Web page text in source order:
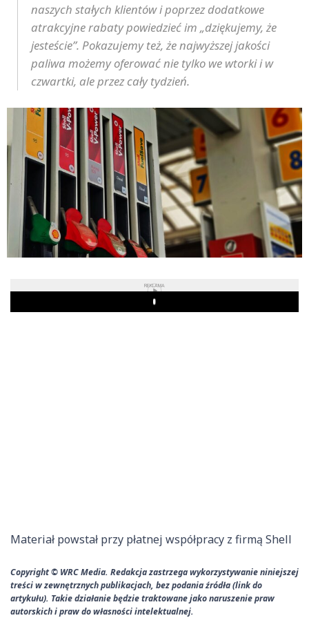
naszych stałych klientów i poprzez dodatkowe
atrakcyjne rabaty powiedzieć im „dziękujemy, że
jesteście”. Pokazujemy też, że najwyższej jakości
paliwa możemy oferować nie tylko we wtorki i w
czwartki, ale przez cały tydzień.
REKLAMA
Play
Materiał powstał przy płatnej współpracy z firmą Shell
Copyright © WRC Media. Redakcja zastrzega wykorzystywanie niniejszej
treści w zewnętrznych publikacjach, bez podania źródła (link do
artykułu). Takie działanie będzie traktowane jako naruszenie praw
autorskich i praw do własności intelektualnej.